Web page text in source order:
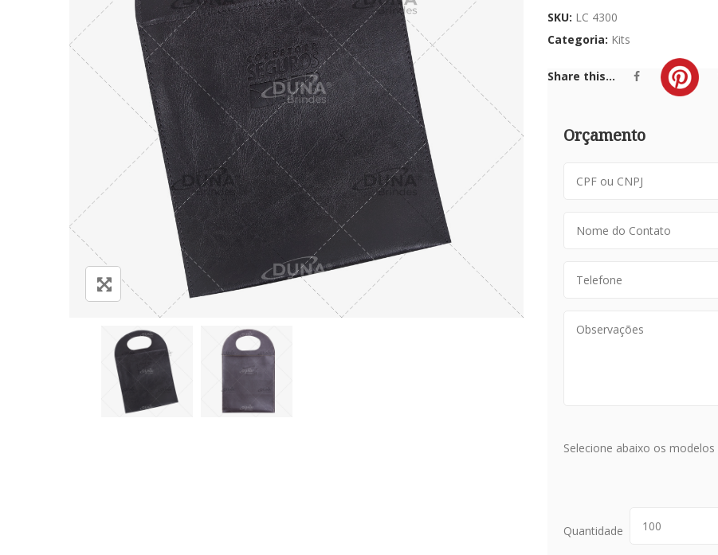
SKU: LC 4300
Categoria: Kits
Share this...
Orçamento
Selecione abaixo os
Quantidade